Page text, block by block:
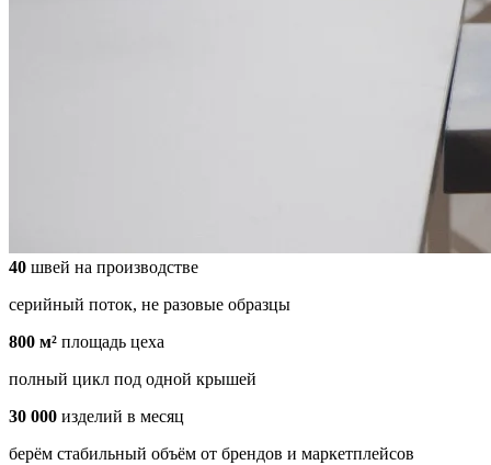
40 швей на производстве
серийный поток, не разовые образцы
800 м² площадь цеха
полный цикл под одной крышей
30 000 изделий в месяц
берём стабильный объём от брендов и маркетплейсов